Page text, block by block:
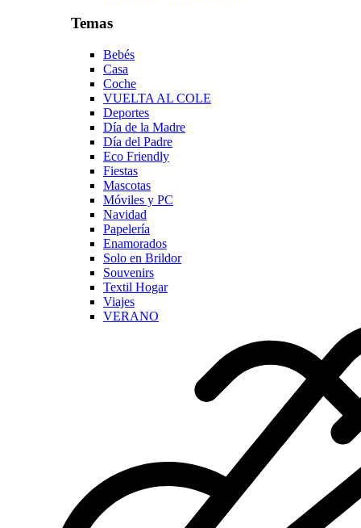
Temas
Bebés
Casa
Coche
VUELTA AL COLE
Deportes
Día de la Madre
Día del Padre
Eco Friendly
Fiestas
Mascotas
Móviles y PC
Navidad
Papelería
Enamorados
Solo en Brildor
Souvenirs
Textil Hogar
Viajes
VERANO